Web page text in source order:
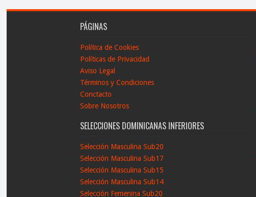
PÁGINAS
Política de Cookies
Políticas de Privacidad
Aviso Legal
Términos y Condiciones
Conctacto
Sobre Nosotros
SELECCIONES DOMINICANAS INFERIORES
Selección Masculina Sub20
Selección Masculina Sub17
Selección Masculina Sub15
Selección Masculina Sub14
Selección Femenina Sub20